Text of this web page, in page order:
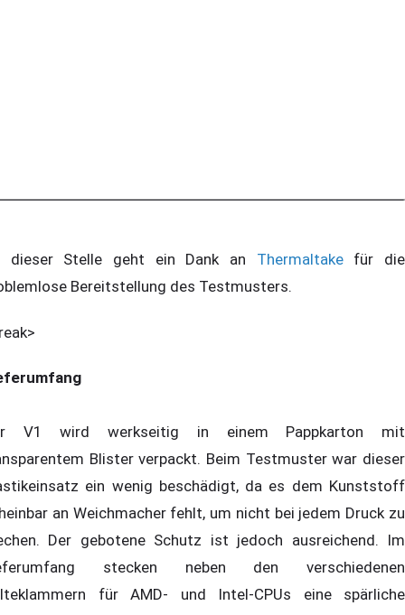
dieser Stelle geht ein Dank an Thermaltakefür die
Bereitstellung des Testmusters.
V1 wird werkseitig in einem Pappkarton mit
Blister verpackt. Beim Testmuster war dieser
ein wenig beschädigt, da es dem Kunststoff
an Weichmacher fehlt, um nicht bei jedem Druck zu
Der gebotene Schutz ist jedoch ausreichend. Im
stecken neben den verschiedenen
für AMD- und Intel-CPUs eine spärliche